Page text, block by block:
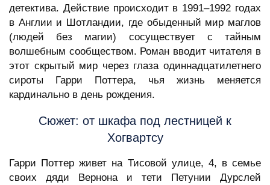
детектива. Действие происходит в 1991–1992 годах
в Англии и Шотландии, где обыденный мир маглов
(людей без магии) сосуществует с тайным
волшебным сообществом. Роман вводит читателя в
этот скрытый мир через глаза одиннадцатилетнего
сироты Гарри Поттера, чья жизнь меняется
кардинально в день рождения.
Сюжет: от шкафа под лестницей к
Хогвартсу
Гарри Поттер живет на Тисовой улице, 4, в семье
своих дяди Вернона и тети Петунии Дурслей